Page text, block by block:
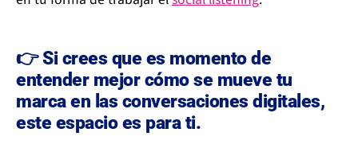
👉 Si crees que es momento de
entender mejor cómo se mueve tu
marca en las conversaciones digitales,
este espacio es para ti.